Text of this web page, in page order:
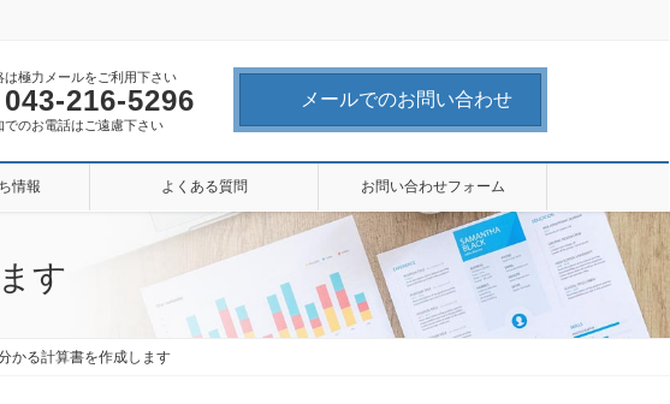
は極力メールをご利用下さい
043-216-5296
でのお電話はご遠慮下さい
メールでのお問い合わせ
情報 よくある質問 お問い合わせフォーム
す
かる計算書を作成します